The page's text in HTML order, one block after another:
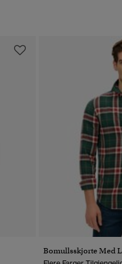
Bomullsskjorte Med